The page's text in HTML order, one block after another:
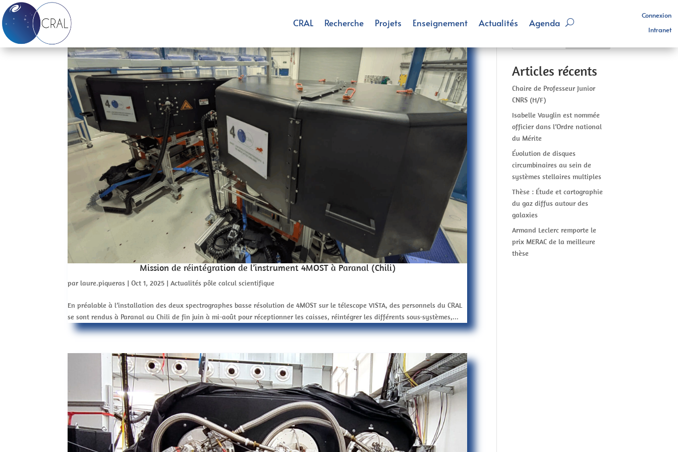
CRAL Recherche Projets Enseignement Actualités Agenda
Connexion
Intranet
Mission de réintégration de l’instrument 4MOST à Paranal (Chili)
parlaure.piqueras |Oct 1, 2025 |Actualités pôle calcul scientifique
En préalable à l’installation des deux spectrographes basse résolution de 4MOST sur le télescope VISTA, des personnels du CRAL
se sont rendus à Paranal au Chili de fin juin à mi-août pour réceptionner les caisses, réintégrer les différents sous-systèmes,...
Articles récents
Chaire de Professeur Junior
CNRS (H/F)
Isabelle Vauglin est nommée
officier dans l’Ordre national
du Mérite
Évolution de disques
circumbinaires au sein de
systèmes stellaires multiples
Thèse : Étude et cartographie
du gaz diffus autour des
galaxies
Armand Leclerc remporte le
prix MERAC de la meilleure
thèse